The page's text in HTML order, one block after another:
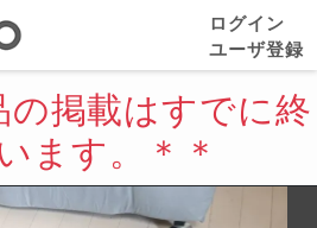
ログイン
ユーザ登録
の掲載はすでに終
ます。＊＊